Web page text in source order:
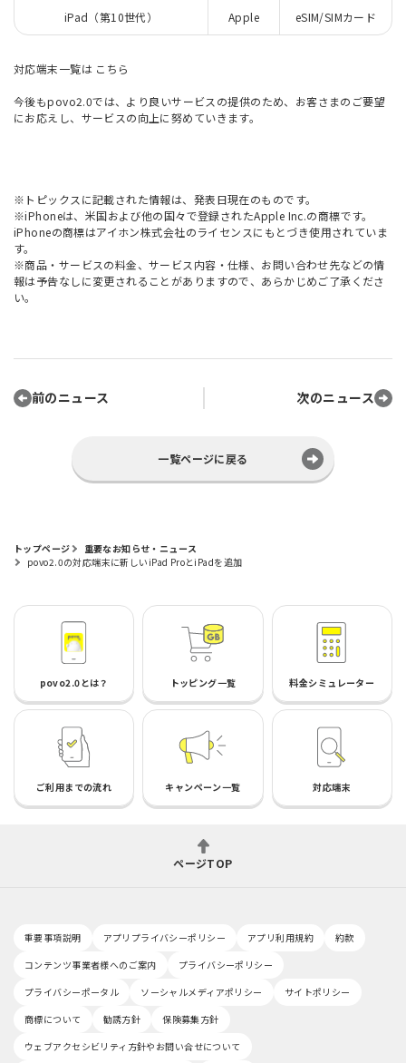
iPad（第10世代） Apple eSIM/SIMカード
対応端末一覧は こちら
今後もpovo2.0では、より良いサービスの提供のため、お客さまのご要望
にお応えし、サービスの向上に努めていきます。
※トピックスに記載された情報は、発表日現在のものです。
※iPhoneは、米国および他の国々で登録されたApple Inc.の商標です。
iPhoneの商標はアイホン株式会社のライセンスにもとづき使用されていま
す。
※商品・サービスの料金、サービス内容・仕様、お問い合わせ先などの情
報は予告なしに変更されることがありますので、あらかじめご了承くださ
い。
前のニュース 次のニュース
一覧ページに戻る
トップページ
重要なお知らせ・ニュース
povo2.0の対応端末に新しいiPad ProとiPadを追加
povo2.0とは？ トッピング一覧 料金シミュレーター
ご利用までの流れ キャンペーン一覧 対応端末
ページTOP
重要事項説明 アプリプライバシーポリシー アプリ利用規約
約款
コンテンツ事業者様へのご案内
プライバシーポリシー
プライバシーポータル
ソーシャルメディアポリシー
サイトポリシー
商標について
勧誘方針
保険募集方針
ウェブアクセシビリティ方針やお問い合せについて